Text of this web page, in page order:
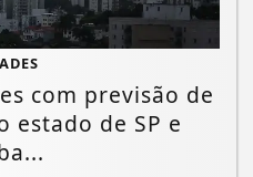
com previsão de
estado de SP e